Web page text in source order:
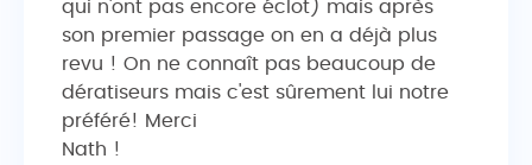
qui n'ont pas encore éclot) mais après
son premier passage on en a déjà plus
revu ! On ne connaît pas beaucoup de
dératiseurs mais c'est sûrement lui notre
préféré! Merci
Nath !